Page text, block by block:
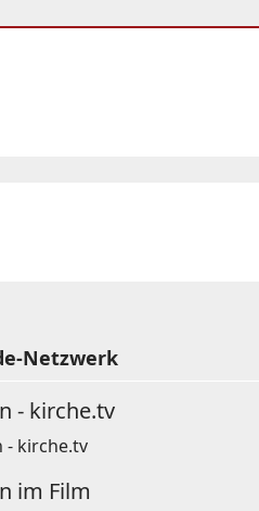
Netzwerk
- kirche.tv